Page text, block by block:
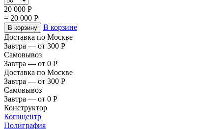
20 000 Р
= 20 000 Р
В корзину
В корзине
Доставка по Москве
Завтра — от 300 Р
Самовывоз
Завтра — от 0 Р
Доставка по Москве
Завтра — от 300 Р
Самовывоз
Завтра — от 0 Р
Конструктор
Копицентр
Полиграфия